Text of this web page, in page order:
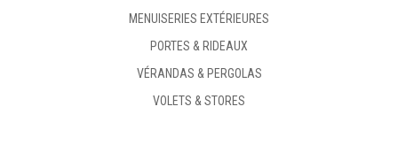
MENUISERIES EXTÉRIEURES
PORTES & RIDEAUX
VÉRANDAS & PERGOLAS
VOLETS & STORES